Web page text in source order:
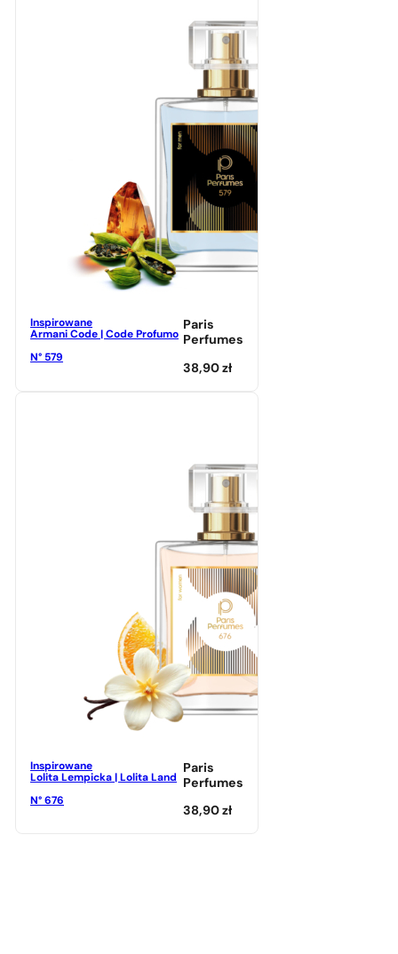
Inspirowane
Armani Code | Code Profumo
N° 579
Paris
Perfumes
38,90zł
Inspirowane
Lolita Lempicka | Lolita Land
N° 676
Paris
Perfumes
38,90zł